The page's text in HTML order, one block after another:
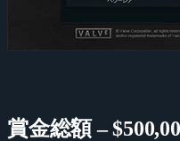
賞金総額 –